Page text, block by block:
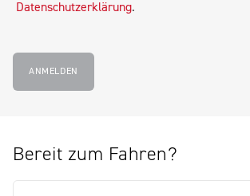
Datenschutzerklärung.
ANMELDEN
Bereit zum Fahren?